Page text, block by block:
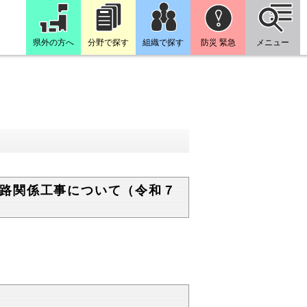
県外の方へ 分野で探す 組織で探す 防災 緊急 メニュー
関係工事について（令和７